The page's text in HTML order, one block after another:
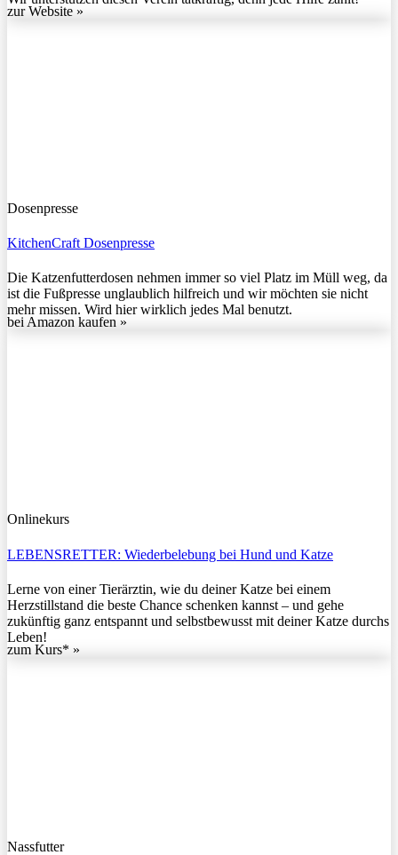
zur Website »
Dosenpresse
KitchenCraft Dosenpresse
Die Katzenfutterdosen nehmen immer so viel Platz im Müll weg, da
ist die Fußpresse unglaublich hilfreich und wir möchten sie nicht
mehr missen. Wird hier wirklich jedes Mal benutzt.
bei Amazon kaufen »
Onlinekurs
LEBENSRETTER: Wiederbelebung bei Hund und Katze
Lerne von einer Tierärztin, wie du deiner Katze bei einem
Herzstillstand die beste Chance schenken kannst – und gehe
zukünftig ganz entspannt und selbstbewusst mit deiner Katze durchs
Leben!
zum Kurs* »
Nassfutter